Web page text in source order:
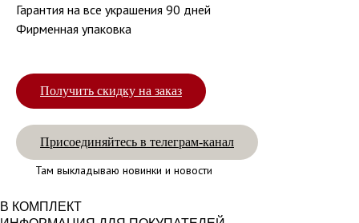
Гарантия на все украшения 90 дней
Фирменная упаковка
Получить скидку на заказ
Присоединяйтесь в телеграм-канал
Там выкладываю новинки и новости
В КОМПЛЕКТ